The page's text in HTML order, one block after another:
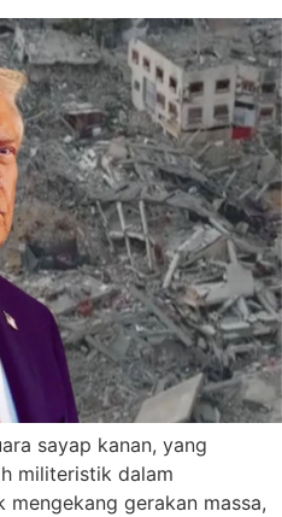
sayap kanan, yang
militeristik dalam
mengekang gerakan massa,